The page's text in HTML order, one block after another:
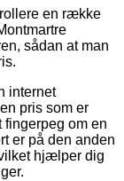
en række
sådan at man
internet
pris som er
om en
er på den anden
hjælper dig